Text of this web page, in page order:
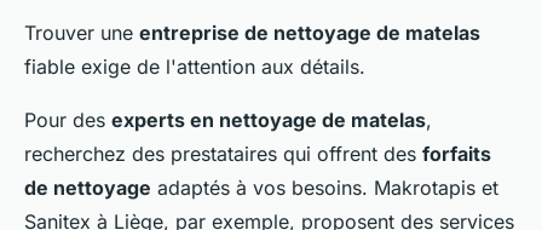
Trouver une entreprise de nettoyage de matelas
fiable exige de l'attention aux détails.
Pour des experts en nettoyage de matelas,
recherchez des prestataires qui offrent des forfaits
de nettoyage adaptés à vos besoins. Makrotapis et
Sanitex à Liège, par exemple, proposent des services